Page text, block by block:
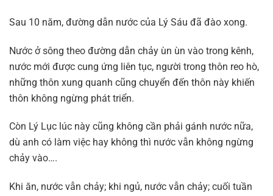
Sau 10 năm, đường dẫn nước của Lý Sáu đã đào xong.
Nước ở sông theo đường dẫn chảy ùn ùn vào trong kênh,
nước mới được cung ứng liên tục, người trong thôn reo hò,
những thôn xung quanh cũng chuyển đến thôn này khiến
thôn không ngừng phát triển.
Còn Lý Lục lúc này cũng không cần phải gánh nước nữa,
dù anh có làm việc hay không thì nước vẫn không ngừng
chảy vào….
Khi ăn, nước vẫn chảy; khi ngủ, nước vẫn chảy; cuối tuần